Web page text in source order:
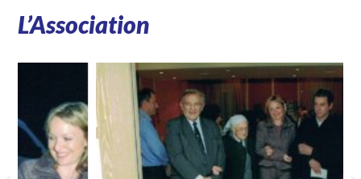
L’Association